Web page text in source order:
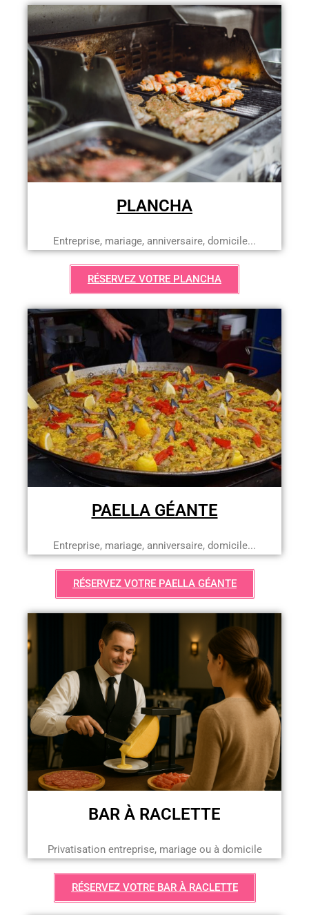
PLANCHA
Entreprise, mariage, anniversaire, domicile...
RÉSERVEZ VOTRE PLANCHA
PAELLA GÉANTE
Entreprise, mariage, anniversaire, domicile...
RÉSERVEZ VOTRE PAELLA GÉANTE
BAR À RACLETTE
Privatisation entreprise, mariage ou à domicile
RÉSERVEZ VOTRE BAR À RACLETTE